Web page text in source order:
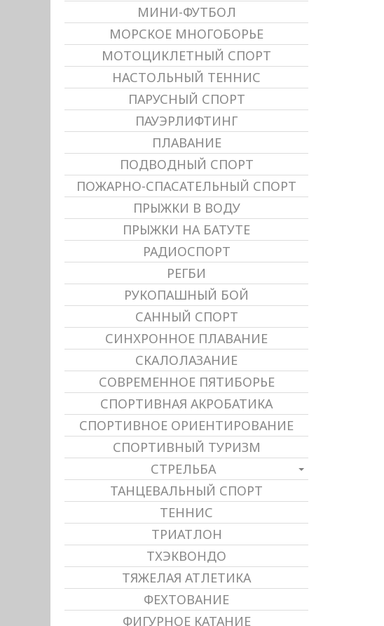
МИНИ-ФУТБОЛ
МОРСКОЕ МНОГОБОРЬЕ
МОТОЦИКЛЕТНЫЙ СПОРТ
НАСТОЛЬНЫЙ ТЕННИС
ПАРУСНЫЙ СПОРТ
ПАУЭРЛИФТИНГ
ПЛАВАНИЕ
ПОДВОДНЫЙ СПОРТ
ПОЖАРНО-СПАСАТЕЛЬНЫЙ СПОРТ
ПРЫЖКИ В ВОДУ
ПРЫЖКИ НА БАТУТЕ
РАДИОСПОРТ
РЕГБИ
РУКОПАШНЫЙ БОЙ
САННЫЙ СПОРТ
СИНХРОННОЕ ПЛАВАНИЕ
СКАЛОЛАЗАНИЕ
СОВРЕМЕННОЕ ПЯТИБОРЬЕ
СПОРТИВНАЯ АКРОБАТИКА
СПОРТИВНОЕ ОРИЕНТИРОВАНИЕ
СПОРТИВНЫЙ ТУРИЗМ
СТРЕЛЬБА
ТАНЦЕВАЛЬНЫЙ СПОРТ
ТЕННИС
ТРИАТЛОН
ТХЭКВОНДО
ТЯЖЕЛАЯ АТЛЕТИКА
ФЕХТОВАНИЕ
ФИГУРНОЕ КАТАНИЕ